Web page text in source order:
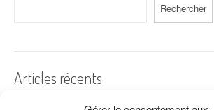
Rechercher
Articles récents